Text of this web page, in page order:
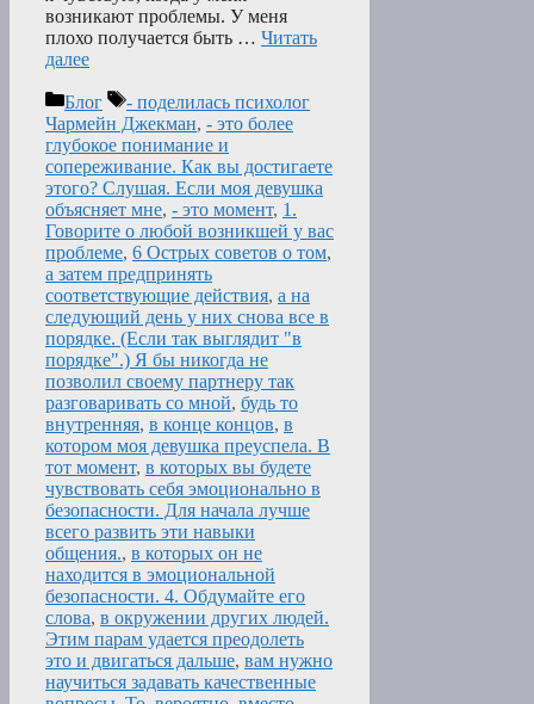
возникают проблемы. У меня
плохо получается быть … Читать
далее
Рубрики
Блог Метки
- поделилась психолог
Чармейн Джекман, - это более
глубокое понимание и
сопереживание. Как вы достигаете
этого? Слушая. Если моя девушка
объясняет мне, - это момент, 1.
Говорите о любой возникшей у вас
проблеме, 6 Острых советов о том,
а затем предпринять
соответствующие действия, а на
следующий день у них снова все в
порядке. (Если так выглядит "в
порядке".) Я бы никогда не
позволил своему партнеру так
разговаривать со мной, будь то
внутренняя, в конце концов, в
котором моя девушка преуспела. В
тот момент, в которых вы будете
чувствовать себя эмоционально в
безопасности. Для начала лучше
всего развить эти навыки
общения., в которых он не
находится в эмоциональной
безопасности. 4. Обдумайте его
слова, в окружении других людей.
Этим парам удается преодолеть
это и двигаться дальше, вам нужно
научиться задавать качественные